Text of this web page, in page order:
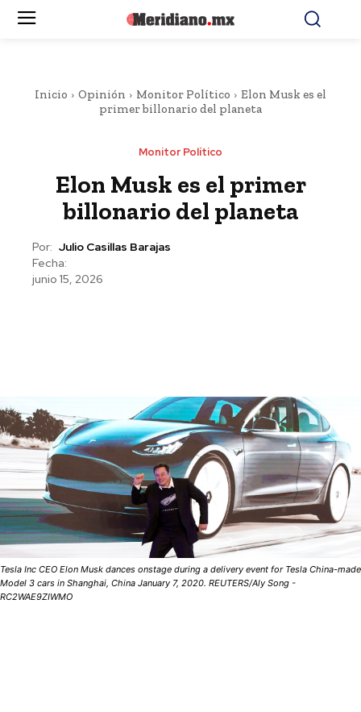
Inicio Opinión Monitor Político
Elon Musk es el
primer billonario del planeta
Monitor Político
Elon Musk es el primer
billonario del planeta
Por: Julio Casillas Barajas
Fecha:
junio 15, 2026
Tesla Inc CEO Elon Musk dances onstage during a delivery event for Tesla China-made
Model 3 cars in Shanghai, China January 7, 2020. REUTERS/Aly Song -
RC2WAE9ZIWMO